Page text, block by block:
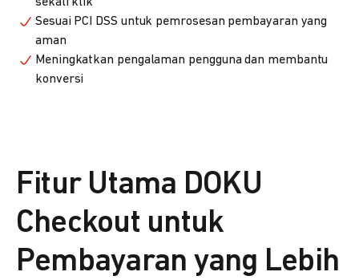
sekali klik
Sesuai PCI DSS untuk pemrosesan pembayaran yang
aman
Meningkatkan pengalaman pengguna dan membantu
konversi
Fitur Utama DOKU
Checkout untuk
Pembayaran yang Lebih